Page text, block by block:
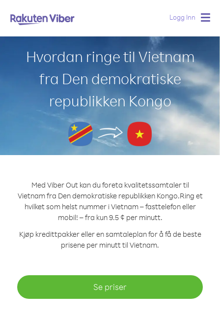
Logg Inn
Hvordan ringe til Vietnam
fra Den demokratiske
republikken Kongo
Med Viber Out kan du foreta kvalitetssamtaler til
Vietnam fra Den demokratiske republikken Kongo.Ring et
hvilket som helst nummer i Vietnam – fasttelefon eller
mobil! – fra kun 9.5 ¢ per minutt.
Kjøp kredittpakker eller en samtaleplan for å få de beste
prisene per minutt til Vietnam.
Se priser